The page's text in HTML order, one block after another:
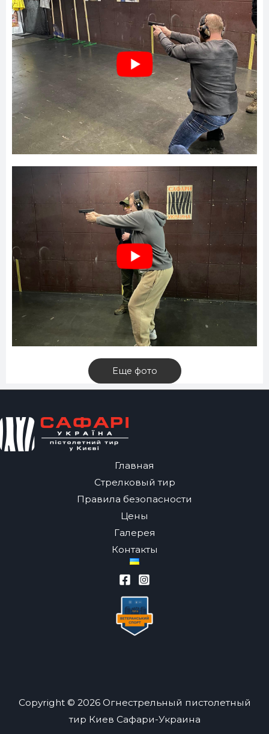
Еще фото
Главная
Стрелковый тир
Правила безопасности
Цены
Галерея
Контакты
Copyright © 2026 Огнестрельный пистолетный
тир Киев Сафари-Украина